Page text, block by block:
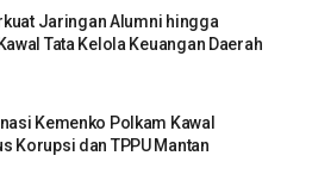
Jaringan Alumni hingga
Tata Kelola Keuangan Daerah
Kemenko Polkam Kawal
Korupsi dan TPPU Mantan